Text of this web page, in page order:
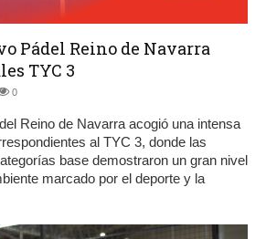
Pádel Reino de Navarra
TYC 3
0
Reino de Navarra acogió una intensa
al TYC 3, donde las
base demostraron un gran nivel
marcado por el deporte y la